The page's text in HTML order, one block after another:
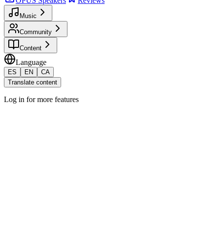
Music
Community
Content
Language
ES EN
CA
Translate content
Log in for more features